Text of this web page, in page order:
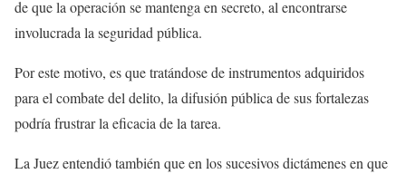
de que la operación se mantenga en secreto, al encontrarse
involucrada la seguridad pública.
Por este motivo, es que tratándose de instrumentos adquiridos
para el combate del delito, la difusión pública de sus fortalezas
podría frustrar la eficacia de la tarea.
La Juez entendió también que en los sucesivos dictámenes en que